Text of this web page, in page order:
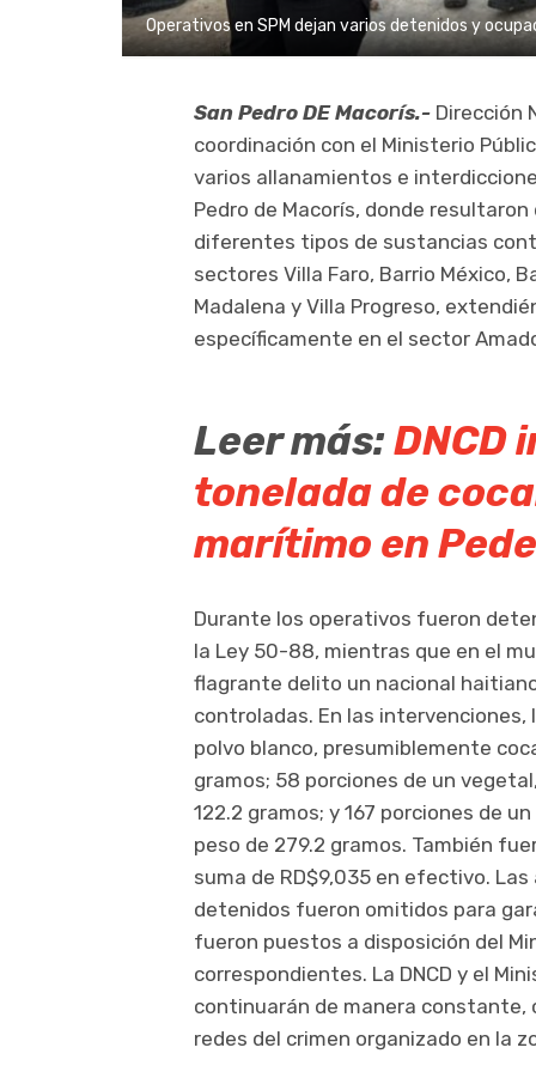
Operativos en SPM dejan varios detenidos y
San Pedro DE Macorís.- Dirección
coordinación con el Ministerio
varios allanamientos e
Pedro de Macorís, donde
diferentes tipos de sustancias
sectores Villa Faro, Barrio México,
Madalena y Villa Progreso,
específicamente en el sector
Leer más:DNCD
tonelada de
marítimo en
Durante los operativos fueron
la Ley 50-88, mientras que en el
flagrante delito un nacional
controladas. En las intervenciones,
polvo blanco, presumiblemente
gramos; 58 porciones de un
122.2 gramos; y 167 porciones de
peso de 279.2 gramos. También
suma de RD$9,035 en efectivo.
detenidos fueron omitidos para
fueron puestos a disposición del
correspondientes. La DNCD y el
continuarán de manera
redes del crimen organizado en la